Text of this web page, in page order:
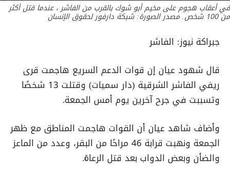
في أعقاب هجوم على مخيم أبو شوك بالقرب من الفاشر ، عندما قتل أكثر
من 100 شخص. مصدر الصورة: شبكة دارفور لحقوق الإنسان
جبراكة نيوز: الفاشر
قال شهود عيان إن قوات الدعم السريع هاجمت قرى
ريفي الفاشر الشرقية (دار سميات) وقتلت 13 شخصًا
وتسببت في جرح آخرين يوم أمس الجمعة.
وأضاف شاهد عيان أن القوات هاجمت المناطق مع ظهر
الجمعة ونهبت قرابة 46 مراحًا من البقر، وعدد من الماعز
والضأن وبعض الدواب بعد قتل الرعاة.